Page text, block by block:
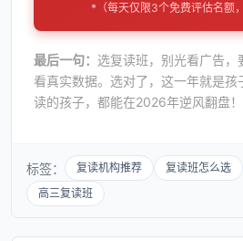
*（每天仅限3个免费评估名额
最后一句： 选复读班，别光看广告，
看真实数据。选对了，这一年就是孩
读的孩子，都能在2026年逆风翻盘！
标签： 复读机构推荐 复读班怎么选
高三复读班